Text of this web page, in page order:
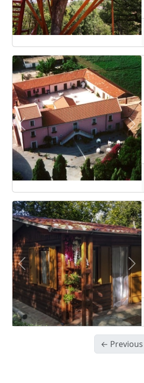
Previous Next
Previous Next
← Previous